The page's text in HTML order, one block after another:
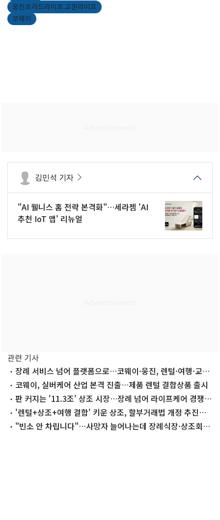
웅진프리드라이프.교원라이프
코웨이
김민석 기자
"AI 웰니스 홈 전략 본격화"…세라젬 'AI
추천 IoT 앱' 리뉴얼
관련 기사
장례 서비스 넘어 플랫폼으로…코웨이·웅진, 렌털·여행·교
육에 상조 경쟁
코웨이, 실버케어 산업 본격 진출…제품 렌털 결합상품 출시
판 커지는 '11.3조' 상조 시장…장례 넘어 라이프케어 경쟁 초
접전'렌털+상조+여행 결합' 키운 상조, 할부거래법 개정 추진에
긴장"빈소 안 차립니다"…사망자 늘어나는데 장례식장·상조회사